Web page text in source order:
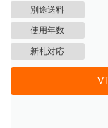
別途送料
使用年数
新札対応